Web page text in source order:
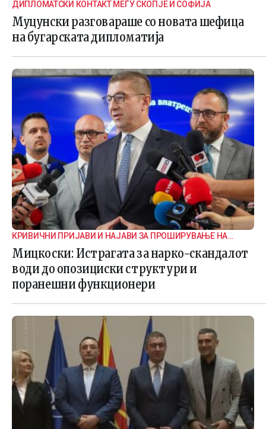
ДИПЛОМАТСКИ КОНТАКТ МЕЃУ СКОПЈЕ И СОФИЈА
Муцунски разговараше со новата шефица
на бугарската дипломатија
КРИВИЧНИ ПРИЈАВИ И НАЈАВИ ЗА ПРОШИРУВАЊЕ НА
ИСТРАГАТА
Мицкоски: Истрагата за нарко-скандалот
води до опозициски структури и
поранешни функционери